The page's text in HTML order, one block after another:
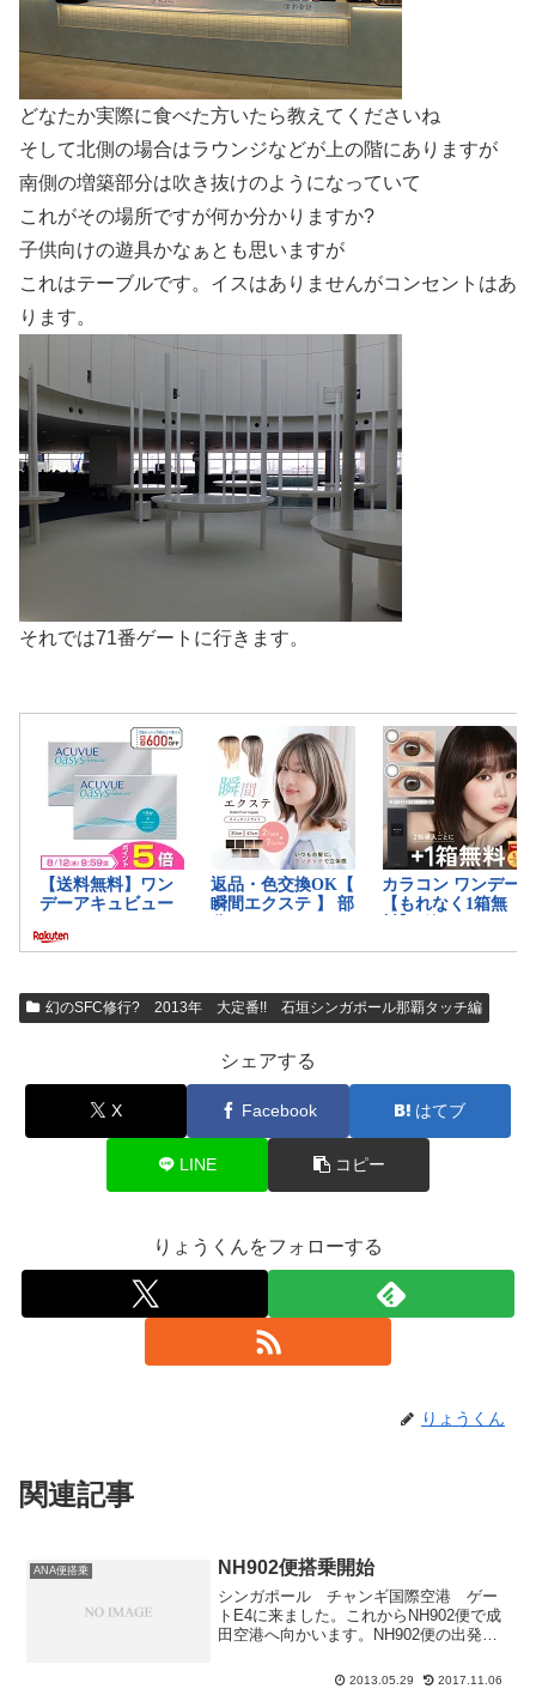
どなたか実際に食べた方いたら教えてくださいね
そして北側の場合はラウンジなどが上の階にありますが
南側の増築部分は吹き抜けのようになっていて
これがその場所ですが何か分かりますか?
子供向けの遊具かなぁとも思いますが
これはテーブルです。イスはありませんがコンセントはあ
ります。
それでは71番ゲートに行きます。
幻のSFC修行? 2013年 大定番!! 石垣シンガポール那覇タッチ編
シェアする
X Facebook はてブ
LINE コピー
りょうくんをフォローする
りょうくん
関連記事
ANA便搭乗 NH902便搭乗開始
シンガポール チャンギ国際空港 ゲー
トE4に来ました。これからNH902便で成
田空港へ向かいます。NH902便の出発時
時間ぐらい前です。搭乗開始は約３０分
2013.05.29 2017.11.06